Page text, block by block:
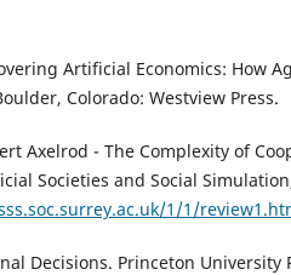
Artificial Economics: How
Colorado: Westview Press.
Axelrod - The Complexity of
Societies and Social
1/1/
Decisions. Princeton University